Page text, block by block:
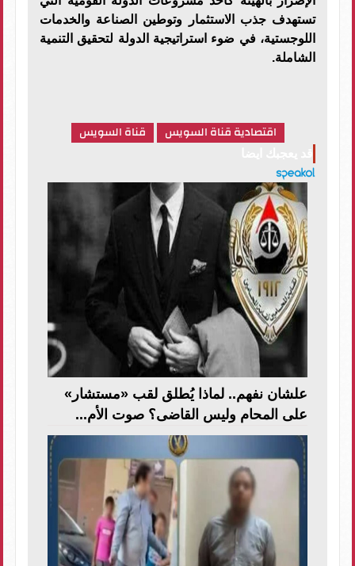
تستهدف جذب الاستثمار وتوطين الصناعة والخدمات
اللوجستية، في ضوء استراتيجية الدولة لتحقيق التنمية
الشاملة.
اقتصادية قناة السويس قناة السويس
علشان نفهم.. لماذا يُطلق لقب «مستشار»
على المحام وليس القاضى؟ صوت الأم...